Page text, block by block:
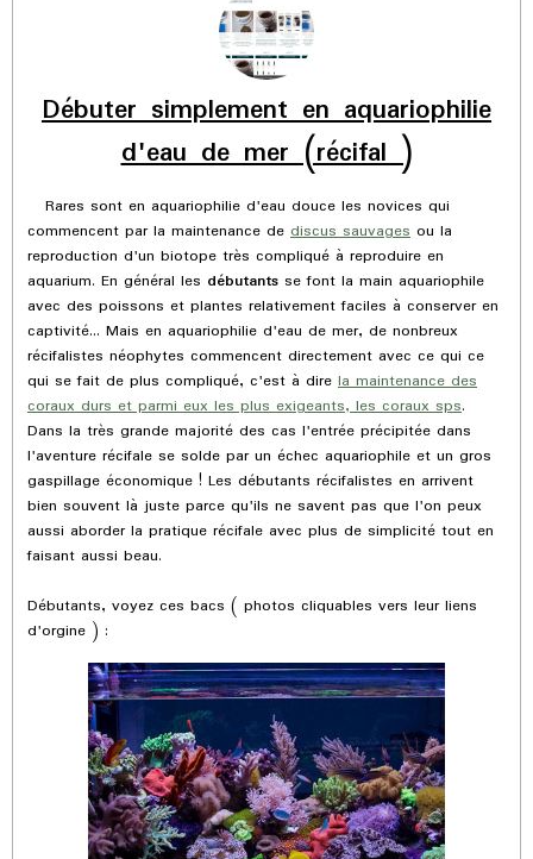
Débuter simplement en aquariophilie
d'eau de mer (récifal )
Rares sont en aquariophilie d'eau douce les novices qui
commencent par la maintenance de discus sauvages ou la
reproduction d'un biotope très compliqué à reproduire en
aquarium. En général les débutants se font la main aquariophile
avec des poissons et plantes relativement faciles à conserver en
captivité... Mais en aquariophilie d'eau de mer, de nonbreux
récifalistes néophytes commencent directement avec ce qui ce
qui se fait de plus compliqué, c'est à dire la maintenance des
coraux durs et parmi eux les plus exigeants, les coraux sps.
Dans la très grande majorité des cas l'entrée précipitée dans
l'aventure récifale se solde par un échec aquariophile et un gros
gaspillage économique ! Les débutants récifalistes en arrivent
bien souvent là juste parce qu'ils ne savent pas que l'on peux
aussi aborder la pratique récifale avec plus de simplicité tout en
faisant aussi beau.
Débutants, voyez ces bacs ( photos cliquables vers leur liens
d'orgine ) :